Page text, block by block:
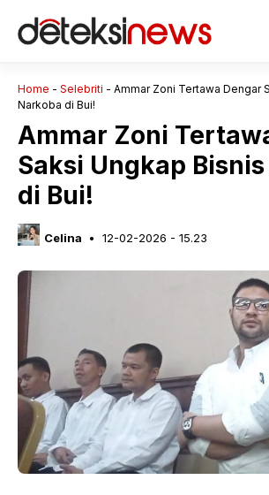
Home - Selebriti - Ammar Zoni Tertawa Dengar
Narkoba di Bui!
Ammar Zoni
Saksi Ungkap
di Bui!
Celina 12-02-2026 - 15.23